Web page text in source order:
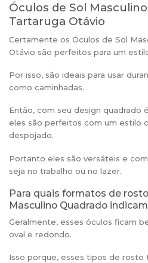
Óculos de Sol
Tartaruga Otávio
Certamente os Óculos de Sol
Otávio são perfeitos para um
Por isso, são ideais para usar
como caminhadas.
Então, com seu design quadrado
eles são perfeitos com um estilo
despojado.
Portanto eles são versáteis e
seja no trabalho ou no lazer.
Para quais formatos de
Masculino Quadrado
Geralmente, esses óculos ficam
oval e redondo.
Isso porque, esses tipos de rosto